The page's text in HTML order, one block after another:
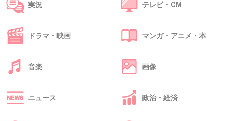
43. 匿名
罪を償ってください。
それだけです。
実況 テレビ・CM
ドラマ・映画 マンガ・アニメ・本
音楽 画像
ニュース 政治・経済